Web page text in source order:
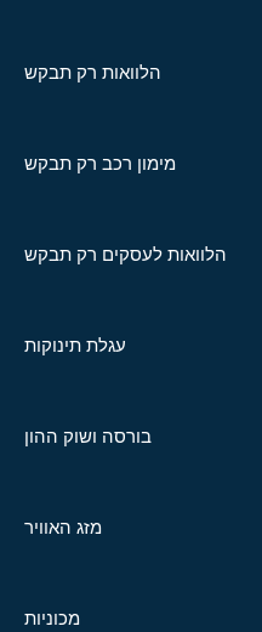
הלוואות רק תבקש
מימון רכב רק תבקש
הלוואות לעסקים רק תבקש
עגלת תינוקות
בורסה ושוק ההון
מזג האוויר
מכוניות